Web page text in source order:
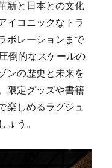
新と日本との文化
イコニックなトラ
ボレーションまで
倒的なスケールの
ンの歴史と未来を
限定グッズや書籍
楽しめるラグジュ
ょう。